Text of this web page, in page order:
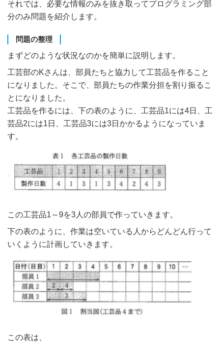
それでは、必要な情報のみを抜き取ってプログラミング部
分のみ問題を紹介します。
問題の整理
まずどのような状況なのかを簡単に説明します。
工芸部のKさんは、部員たちと協力して工芸品を作ること
になりました。そこで、部員たちの作業分担を割り振るこ
とになりました。
工芸品を作るには、下の表のように、工芸品1には4日、工
芸品2には1日、工芸品3には3日かかるようになっていま
す。
この工芸品1～9を3人の部員で作っていきます。
下の表のように、作業は空いている人からどんどん行って
いくように計画していきます。
この表は、